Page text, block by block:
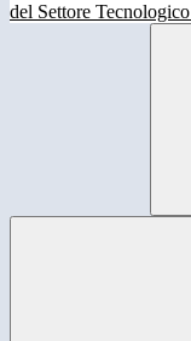
del Settore Tecnologico